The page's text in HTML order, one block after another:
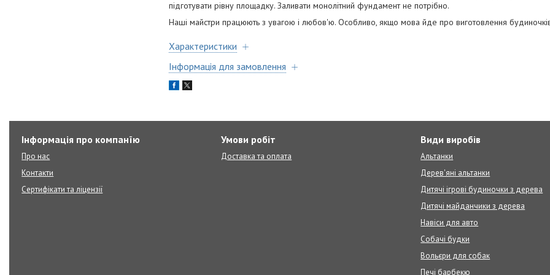
підготувати рівну площадку. Заливати монолітний фундамент не потрібно.
Наші майстри працюють з увагою і любов'ю. Особливо, якщо мова йде про виготовлення
Характеристики
Інформація для замовлення
Інформація про компанїю
Про нас
Контакти
Сертифікати та ліцензії
Умови робіт
Доставка та оплата
Види виробів
Альтанки
Дерев'яні альтанки
Дитячі ігрові будиночки з дерева
Дитячі майданчики з дерева
Навіси для авто
Собачі будки
Вольєри для собак
Печі барбекю